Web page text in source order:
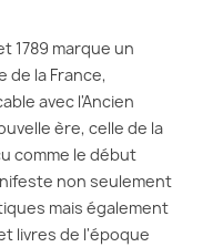
1789 marque un
de la France,
avec l'Ancien
ère, celle de la
comme le début
non seulement
mais également
livres de l'époque